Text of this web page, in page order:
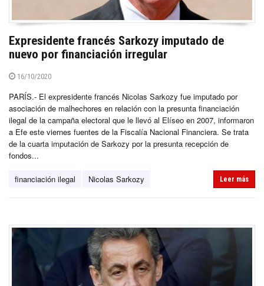
Expresidente francés Sarkozy imputado de
nuevo por financiación irregular
16/10/2020
PARÍS.- El expresidente francés Nicolas Sarkozy fue imputado por
asociación de malhechores en relación con la presunta financiación
ilegal de la campaña electoral que le llevó al Elíseo en 2007, informaron
a Efe este viernes fuentes de la Fiscalía Nacional Financiera. Se trata
de la cuarta imputación de Sarkozy por la presunta recepción de
fondos...
financiación ilegal Nicolas Sarkozy Leer más